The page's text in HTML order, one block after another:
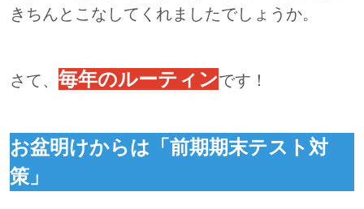
きちんとこなしてくれましたでしょうか。
さて、 毎年のルーティンです！
お盆明けからは「前期期末テスト対
策」